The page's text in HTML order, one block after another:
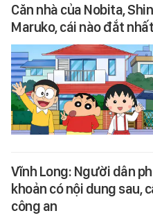
Căn nhà của Nobita,
Maruko, cái nào đắt
Vĩnh Long: Người dân
khoản có nội dung sau,
công an